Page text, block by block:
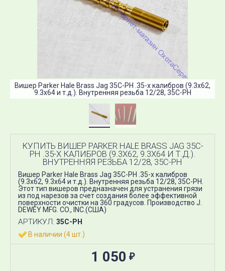
Вишер Parker Hale Brass Jag 35C-PH .35-х калибров (9.3х62,
9.3х64 и т.д.). Внутренняя резьба 12/28, 35C-PH
КУПИТЬ ВИШЕР PARKER HALE BRASS JAG 35C-
PH .35-Х КАЛИБРОВ (9.3Х62, 9.3Х64 И Т.Д.).
ВНУТРЕННЯЯ РЕЗЬБА 12/28, 35C-PH
Вишер Parker Hale Brass Jag 35C-PH .35-х калибров
(9.3х62, 9.3х64 и т.д.). Внутренняя резьба 12/28, 35C-PH.
Этот тип вишеров предназначен для устранения грязи
из под нарезов за счет создания более эффективной
поверхности очистки на 360 градусов. Производство J.
DEWEY MFG. CO., INC.(США)
АРТИКУЛ: 35C-PH
В наличии (4 шт.)
1 050 ₽